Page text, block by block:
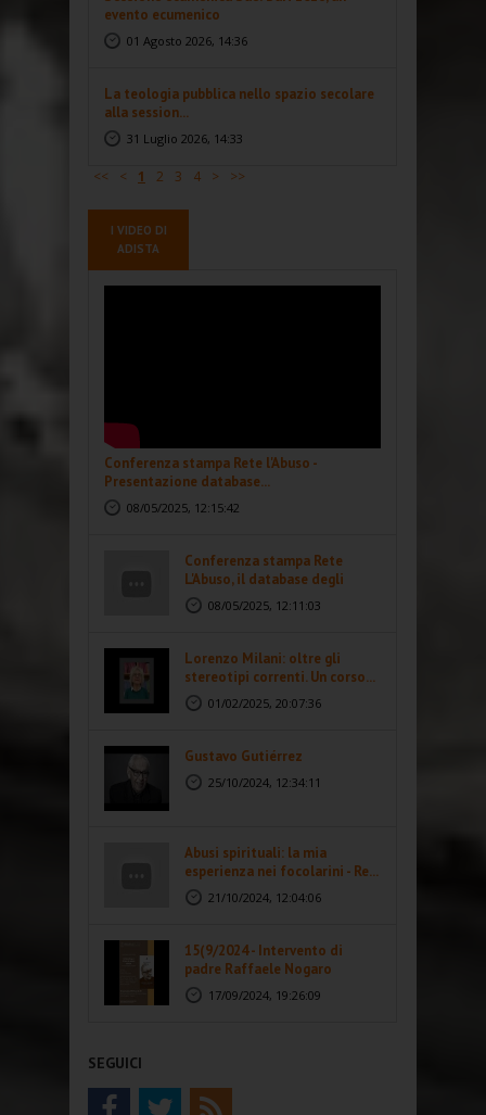
evento ecumenico
01 Agosto 2026, 14:36
La teologia pubblica nello spazio secolare
alla session...
31 Luglio 2026, 14:33
<< < 1 2 3 4 > >>
I VIDEO DI
ADISTA
Conferenza stampa Rete l'Abuso -
Presentazione database...
08/05/2025, 12:15:42
Conferenza stampa Rete
L'Abuso, il database degli
abusi...08/05/2025, 12:11:03
Lorenzo Milani: oltre gli
stereotipi correnti. Un corso...
01/02/2025, 20:07:36
Gustavo Gutiérrez
25/10/2024, 12:34:11
Abusi spirituali: la mia
esperienza nei focolarini - Re...
21/10/2024, 12:04:06
15(9/2024 - Intervento di
padre Raffaele Nogaro
17/09/2024, 19:26:09
SEGUICI